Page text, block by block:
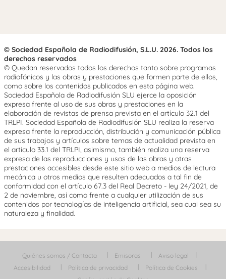
© Sociedad Española de Radiodifusión, S.L.U. 2026. Todos los
derechos reservados
© Quedan reservados todos los derechos tanto sobre programas
radiofónicos y las obras y prestaciones que formen parte de ellos,
como sobre los contenidos publicados en esta página web.
Sociedad Española de Radiodifusión SLU ejerce la oposición
expresa frente al uso de sus obras y prestaciones en la
elaboración de revistas de prensa prevista en el artículo 32.1 del
TRLPI. Sociedad Española de Radiodifusión SLU realiza la reserva
expresa frente la reproducción, distribución y comunicación pública
de sus trabajos y artículos sobre temas de actualidad prevista en
el artículo 33.1 del TRLPI, asimismo, también realiza una reserva
expresa de las reproducciones y usos de las obras y otras
prestaciones accesibles desde este sitio web a medios de lectura
mecánica u otros medios que resulten adecuados a tal fin de
conformidad con el artículo 67.3 del Real Decreto - ley 24/2021, de
2 de noviembre, así como frente a cualquier utilización de sus
contenidos por tecnologías de inteligencia artificial, sea cual sea su
naturaleza y finalidad.
Quiénes somos / Contacta Emisoras
Aviso legal
Accesibilidad
Política de privacidad
Política de Cookies